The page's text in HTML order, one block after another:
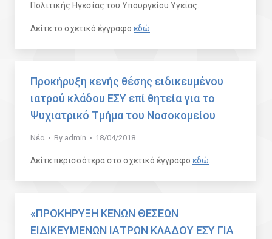
Πολιτικής Ηγεσίας του Υπουργείου Υγείας.
Δείτε το σχετικό έγγραφο εδώ
Προκήρυξη κενής θέσης ειδικευμένου
ιατρού κλάδου ΕΣΥ επί θητεία για το
Ψυχιατρικό Τμήμα του Νοσοκομείου
Νέα By admin 18/04/2018
Δείτε περισσότερα στο σχετικό έγγραφο εδώ
«ΠΡΟΚΗΡΥΞΗ ΚΕΝΩΝ ΘΕΣΕΩΝ
ΕΙΔΙΚΕΥΜΕΝΩΝ ΙΑΤΡΩΝ ΚΛΑΔΟΥ ΕΣΥ ΓΙΑ